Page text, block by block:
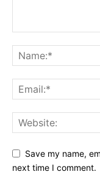
Save my name,
next time I comment.